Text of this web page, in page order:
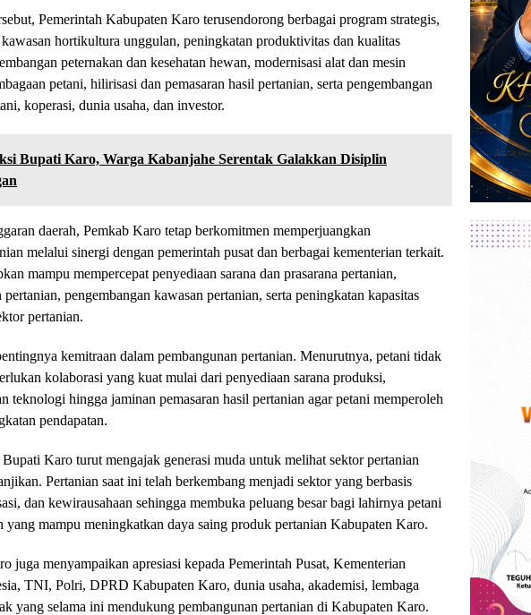
Pemerintah Kabupaten Karo terusendorong berbagai program strategis,
hortikultura unggulan, peningkatan produktivitas dan kualitas
peternakan dan kesehatan hewan, modernisasi alat dan mesin
petani, hilirisasi dan pemasaran hasil pertanian, serta pengembangan
koperasi, dunia usaha, dan investor.
Bupati Karo, Warga Kabanjahe Serentak Galakkan Disiplin
daerah, Pemkab Karo tetap berkomitmen memperjuangkan
melalui sinergi dengan pemerintah pusat dan berbagai kementerian terkait.
mampu mempercepat penyediaan sarana dan prasarana pertanian,
pengembangan kawasan pertanian, serta peningkatan kapasitas
pertanian.
kemitraan dalam pembangunan pertanian. Menurutnya, petani tidak
kolaborasi yang kuat mulai dari penyediaan sarana produksi,
teknologi hingga jaminan pemasaran hasil pertanian agar petani memperoleh
pendapatan.
Bupati Karo turut mengajak generasi muda untuk melihat sektor pertanian
Pertanian saat ini telah berkembang menjadi sektor yang berbasis
dan kewirausahaan sehingga membuka peluang besar bagi lahirnya petani
yang mampu meningkatkan daya saing produk pertanian Kabupaten Karo.
juga menyampaikan apresiasi kepada Pemerintah Pusat, Kementerian
TNI, Polri, DPRD Kabupaten Karo, dunia usaha, akademisi, lembaga
yang selama ini mendukung pembangunan pertanian di Kabupaten Karo.